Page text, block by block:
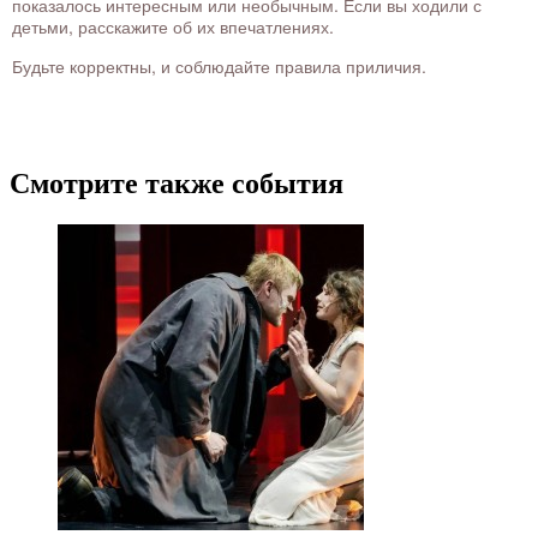
показалось интересным или необычным. Если вы ходили с
детьми, расскажите об их впечатлениях.
Будьте корректны, и соблюдайте правила приличия.
Смотрите также события